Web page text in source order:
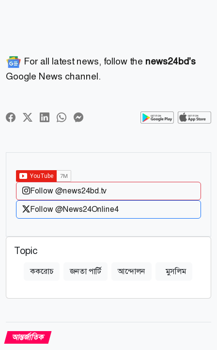
For all latest news, follow the news24bd's
Google News channel.
Follow @news24bd.tv
Follow @News24Online4
Topic
ককরোচ জনতা পার্টি আন্দোলন মুসলিম
আন্তর্জাতিক